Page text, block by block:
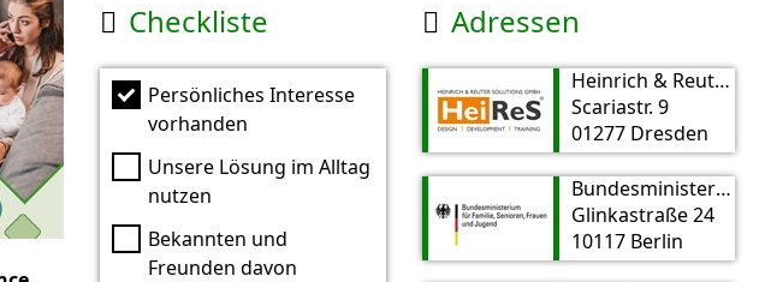
 Checkliste
Persönliches Interesse
vorhanden
Unsere Lösung im Alltag
nutzen
Bekannten und
Freunden davon
 Adressen
Heinrich & Reuter Solutions GmbH
Scariastr. 9
01277 Dresden
Bundesministerium für Familie, Senioren, Frauen und Jugend (BMFSFJ)
Glinkastraße 24
10117 Berlin